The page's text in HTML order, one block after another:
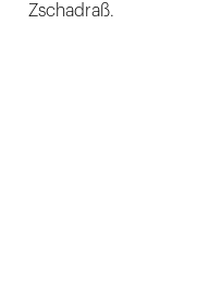
Zschadraß.